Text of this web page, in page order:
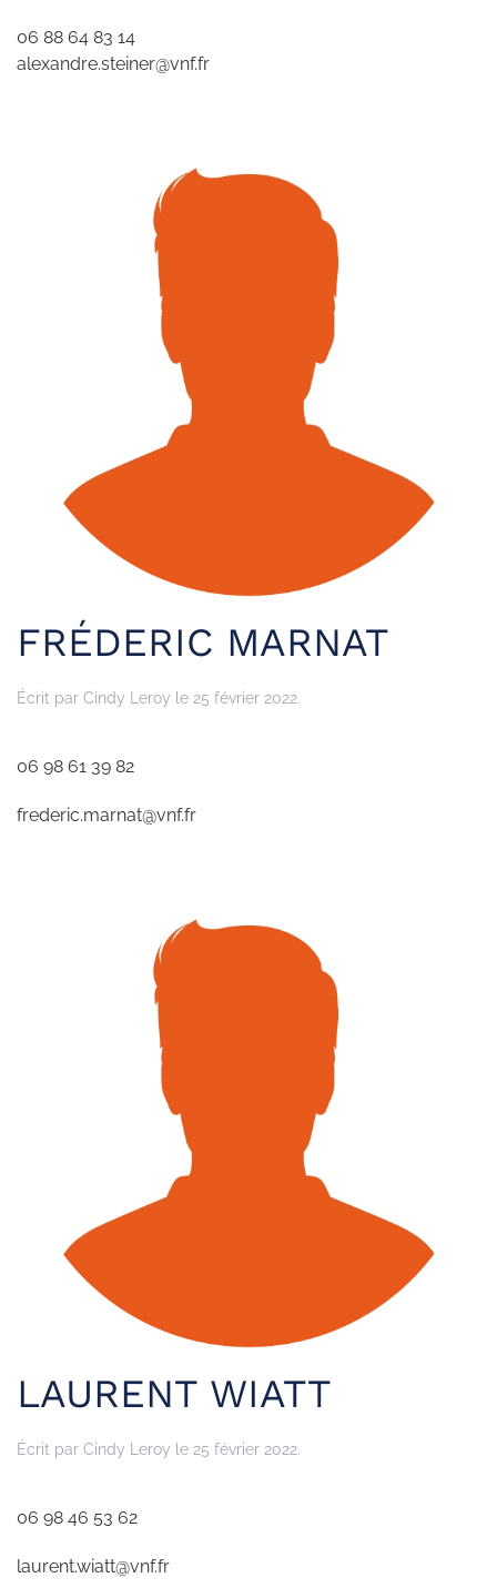
06 88 64 83 14
alexandre.steiner@vnf.fr
FRÉDERIC MARNAT
Écrit par Cindy Leroy le 25 février 2022.
06 98 61 39 82
frederic.marnat@vnf.fr
LAURENT WIATT
Écrit par Cindy Leroy le 25 février 2022.
06 98 46 53 62
laurent.wiatt@vnf.fr